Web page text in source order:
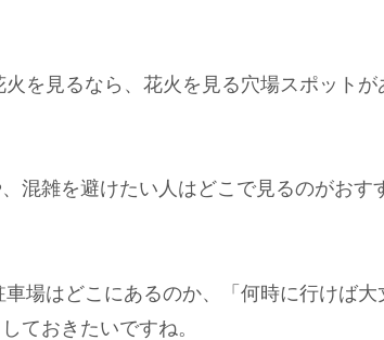
を見るなら、花火を見る穴場スポットが
混雑を避けたい人はどこで見るのがおす
場はどこにあるのか、「何時に行けば
ておきたいですね。